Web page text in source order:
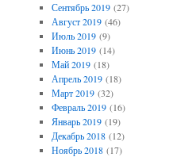
Сентябрь 2019(27)
Август 2019(46)
Июль 2019(9)
Июнь 2019(14)
Май 2019(18)
Апрель 2019(18)
Март 2019(32)
Февраль 2019(16)
Январь 2019(19)
Декабрь 2018(12)
Ноябрь 2018(17)